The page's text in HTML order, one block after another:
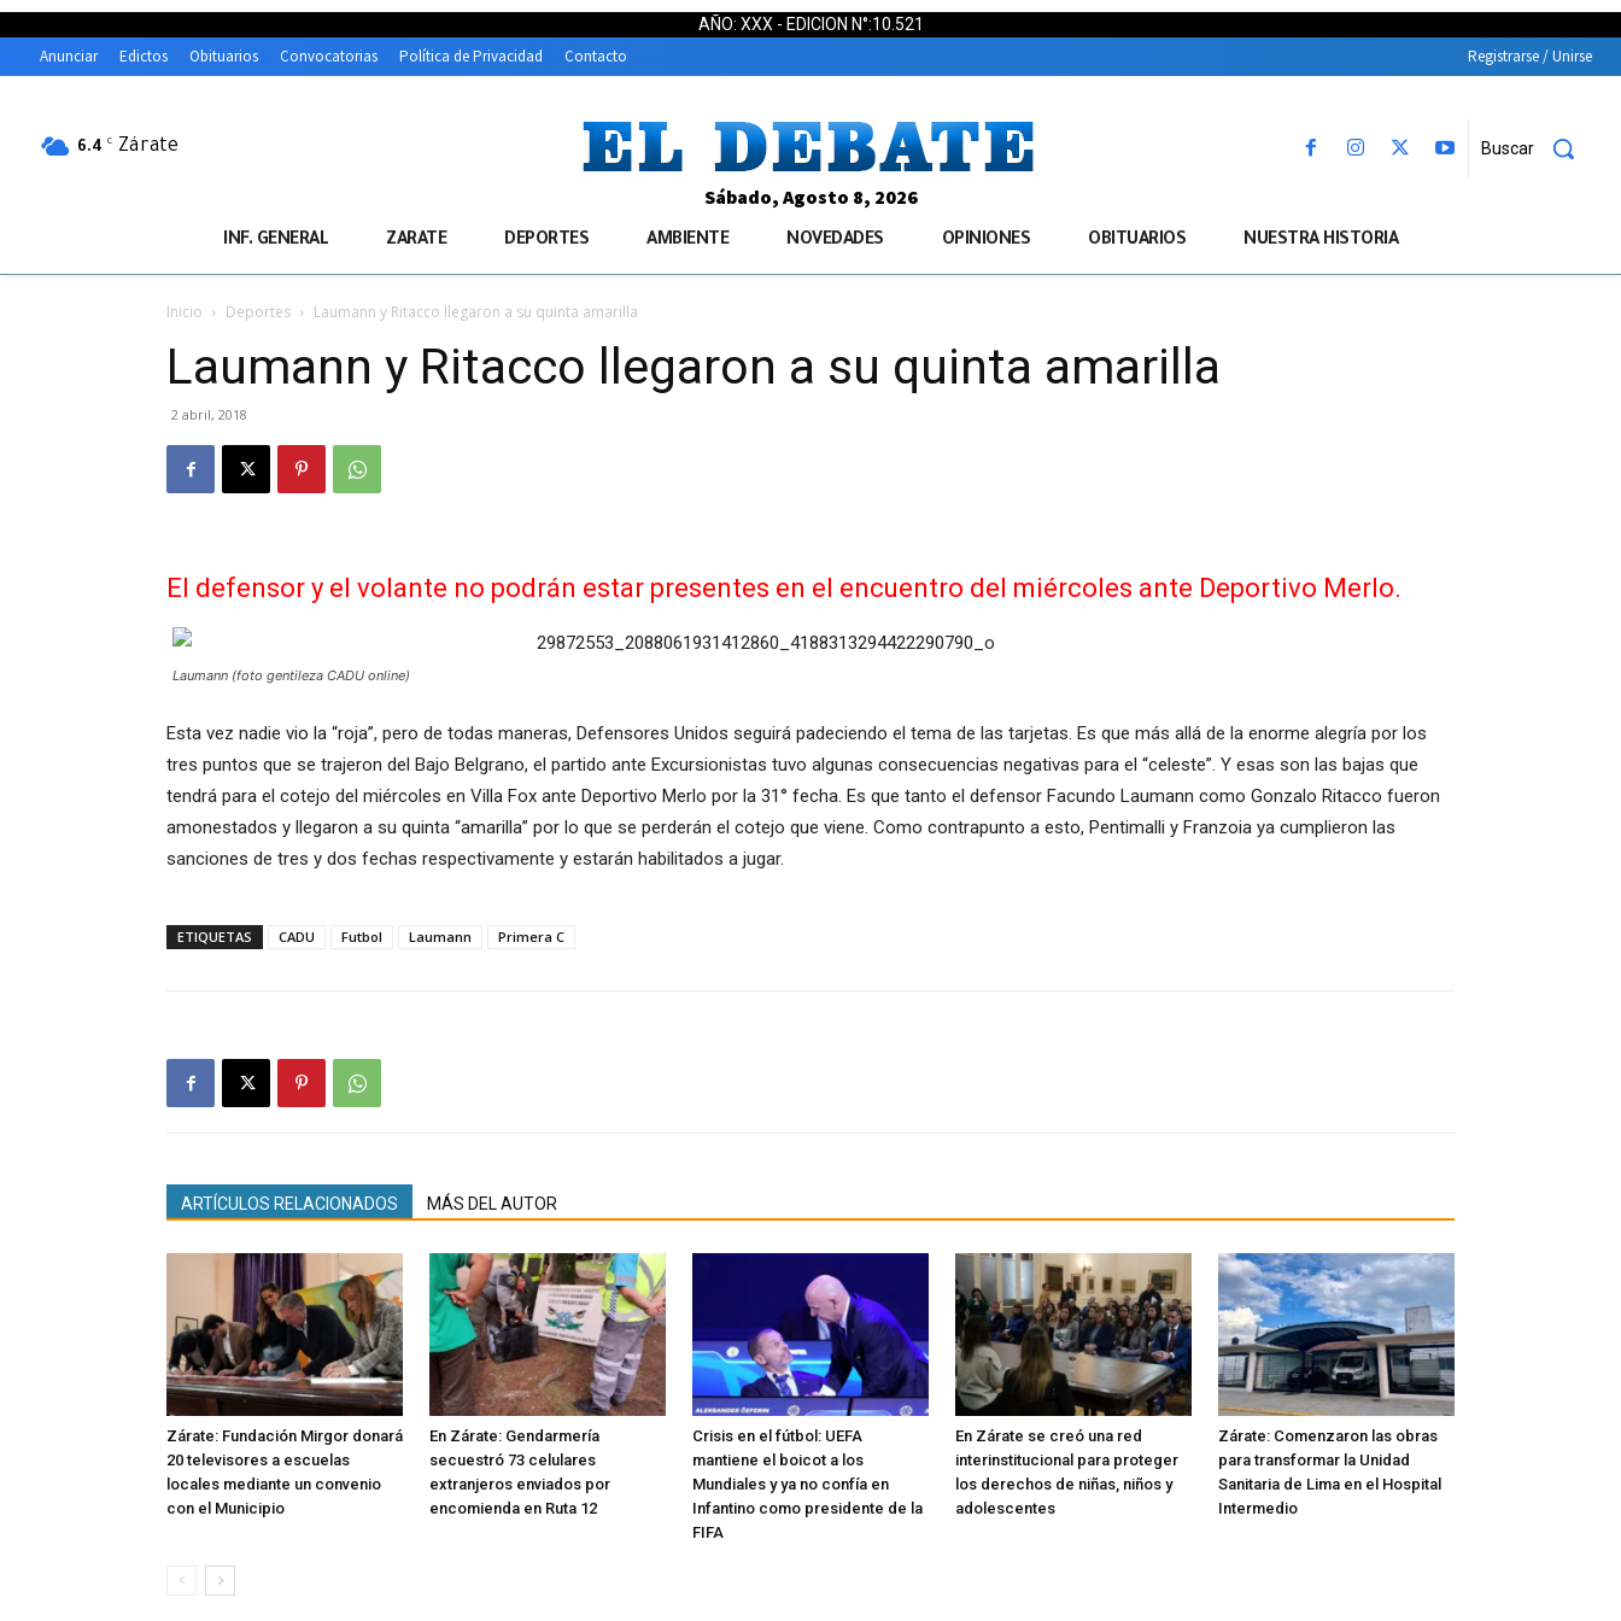
AÑO: XXX - EDICION N°:10.521
Anunciar Edictos Obituarios Convocatorias Política de Privacidad Contacto Registrarse / Unirse
6.4 C Zárate Buscar
Sábado, Agosto 8, 2026
INF. GENERAL ZARATE DEPORTES AMBIENTE NOVEDADES OPINIONES OBITUARIOS NUESTRA HISTORIA
Inicio Deportes Laumann y Ritacco llegaron a su quinta amarilla
Laumann y Ritacco llegaron a su quinta amarilla
2 abril, 2018
El defensor y el volante no podrán estar presentes en el encuentro del miércoles ante Deportivo Merlo.
Laumann (foto gentileza CADU online)
Esta vez nadie vio la “roja”, pero de todas maneras, Defensores Unidos seguirá padeciendo el tema de las tarjetas. Es que más allá de la enorme alegría por los
tres puntos que se trajeron del Bajo Belgrano, el partido ante Excursionistas tuvo algunas consecuencias negativas para el “celeste”. Y esas son las bajas que
tendrá para el cotejo del miércoles en Villa Fox ante Deportivo Merlo por la 31° fecha. Es que tanto el defensor Facundo Laumann como Gonzalo Ritacco fueron
amonestados y llegaron a su quinta “amarilla” por lo que se perderán el cotejo que viene. Como contrapunto a esto, Pentimalli y Franzoia ya cumplieron las
sanciones de tres y dos fechas respectivamente y estarán habilitados a jugar.
ETIQUETAS CADU Futbol Laumann Primera C
ARTÍCULOS RELACIONADOS MÁS DEL AUTOR
Zárate: Fundación Mirgor donará
20 televisores a escuelas
locales mediante un convenio
con el Municipio
En Zárate: Gendarmería
secuestró 73 celulares
extranjeros enviados por
encomienda en Ruta 12
Crisis en el fútbol: UEFA
mantiene el boicot a los
Mundiales y ya no confía en
Infantino como presidente de la
FIFA
En Zárate se creó una red
interinstitucional para proteger
los derechos de niñas, niños y
adolescentes
Zárate: Comenzaron las obras
para transformar la Unidad
Sanitaria de Lima en el Hospital
Intermedio